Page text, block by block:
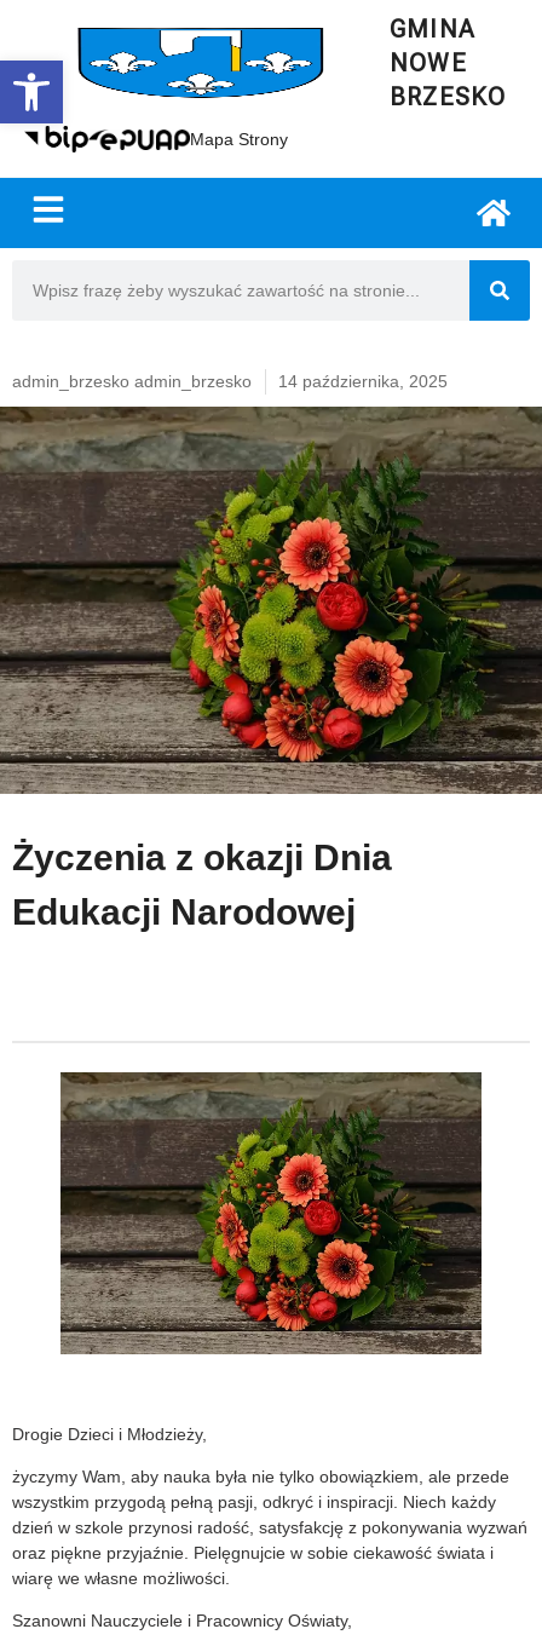
Open toolbar
GMINA
NOWE
BRZESKO
Mapa Strony
admin_brzesko admin_brzesko 14 października, 2025
Życzenia z okazji Dnia
Edukacji Narodowej
Drogie Dzieci i Młodzieży,
życzymy Wam, aby nauka była nie tylko obowiązkiem, ale przede
wszystkim przygodą pełną pasji, odkryć i inspiracji. Niech każdy
dzień w szkole przynosi radość, satysfakcję z pokonywania wyzwań
oraz piękne przyjaźnie. Pielęgnujcie w sobie ciekawość świata i
wiarę we własne możliwości.
Szanowni Nauczyciele i Pracownicy Oświaty,